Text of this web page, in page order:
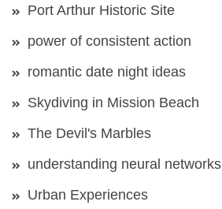
Port Arthur Historic Site
power of consistent action
romantic date night ideas
Skydiving in Mission Beach
The Devil's Marbles
understanding neural networks
Urban Experiences